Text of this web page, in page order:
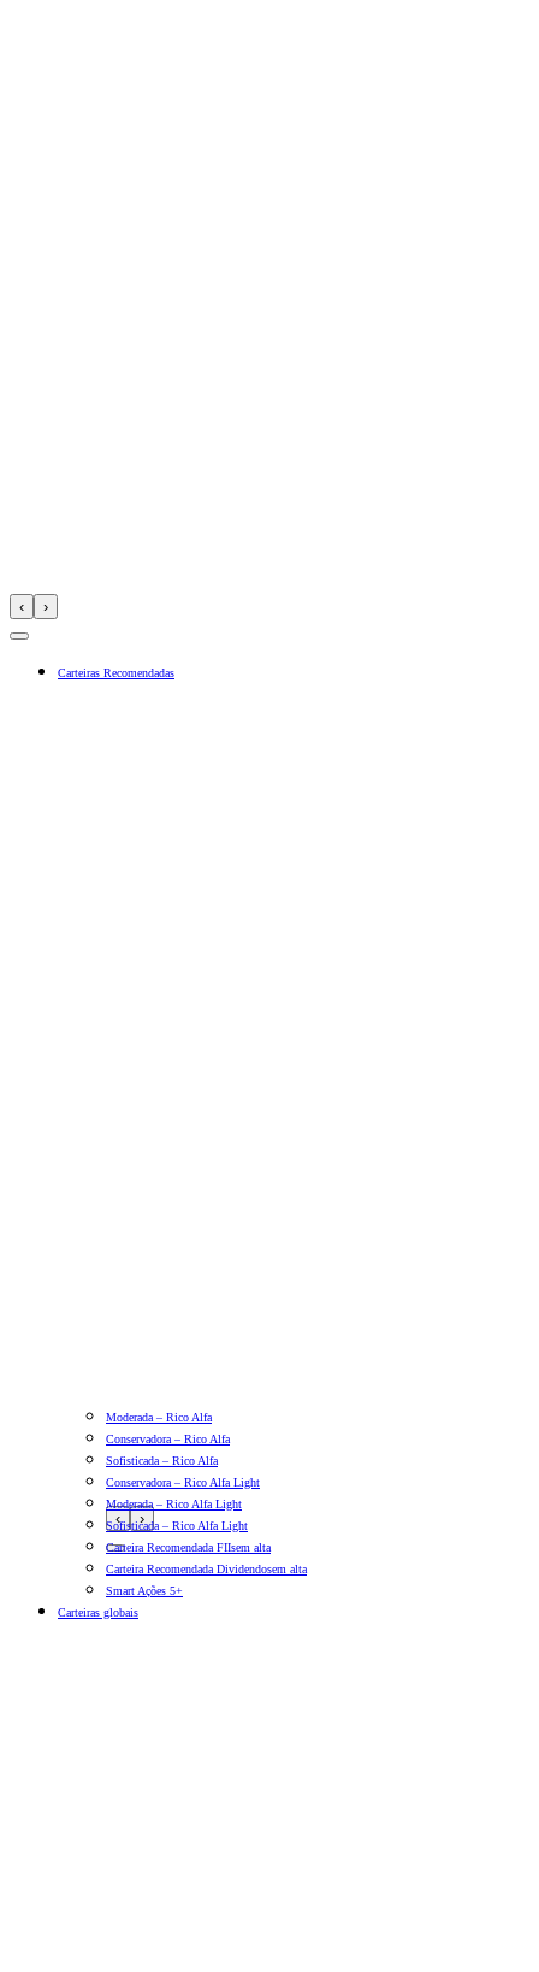
‹ ›
Carteiras Recomendadas
‹ ›
Moderada – Rico Alfa
Conservadora – Rico Alfa
Sofisticada – Rico Alfa
Conservadora – Rico Alfa Light
Moderada – Rico Alfa Light
Sofisticada – Rico Alfa Light
Carteira Recomendada FIIsem alta
Carteira Recomendada Dividendosem alta
Smart Ações 5+
Carteiras globais